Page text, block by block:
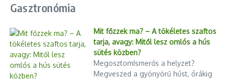
Gasztronómia
Mit főzzek ma? – A tökéletes szaftos
tarja, avagy: Mitől lesz omlós a hús
sütés közben?
MegosztomIsmerős a helyzet?
Megveszed a gyönyörű húst, órákig